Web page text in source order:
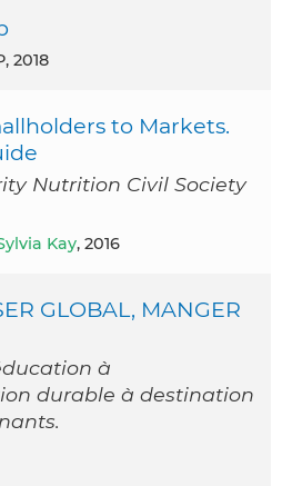
2018
to Markets.
Nutrition Civil Society
Kay, 2016
GLOBAL, MANGER
à
durable à destination